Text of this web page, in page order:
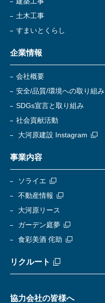
土木工事
すまいとくらし
企業情報
会社概要
安全/品質/環境への取り組み
SDGs宣言と取り組み
社会貢献活動
大河原建設 Instagram
事業内容
ソライエ
不動産情報
大河原リース
ガーデン庭夢
食彩美酒 侘助
リクルート
協力会社の皆様へ